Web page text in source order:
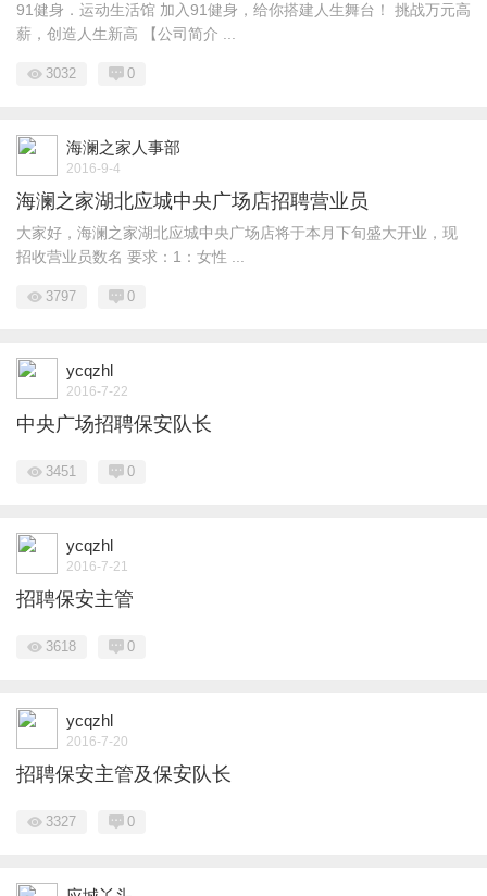
91健身．运动生活馆 加入91健身，给你搭建人生舞台！ 挑战万元高
薪，创造人生新高 【公司简介 ...
3032 0
海澜之家人事部
2016-9-4
海澜之家湖北应城中央广场店招聘营业员
大家好，海澜之家湖北应城中央广场店将于本月下旬盛大开业，现
招收营业员数名 要求：1：女性 ...
3797 0
ycqzhl
2016-7-22
中央广场招聘保安队长
3451 0
ycqzhl
2016-7-21
招聘保安主管
3618 0
ycqzhl
2016-7-20
招聘保安主管及保安队长
3327 0